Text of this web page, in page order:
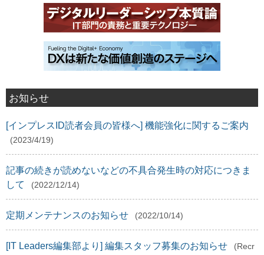
お知らせ
[インプレスID読者会員の皆様へ] 機能強化に関するご案内
(2023/4/19)
記事の続きが読めないなどの不具合発生時の対応につきま
して
(2022/12/14)
定期メンテナンスのお知らせ (2022/10/14)
[IT Leaders編集部より] 編集スタッフ募集のお知らせ
(Recr